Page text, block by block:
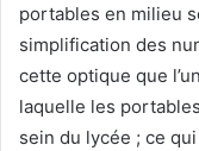
portables en milieu
simplification des
cette optique que
laquelle les
sein du lycée ; ce